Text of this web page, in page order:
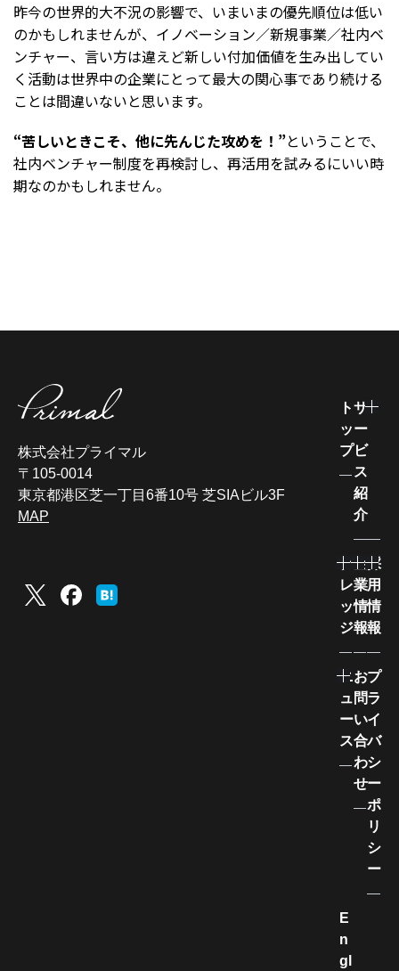
昨今の世界的大不況の影響で、いまいまの優先順位は低い
のかもしれませんが、イノベーション／新規事業／社内ベ
ンチャー、言い方は違えど新しい付加価値を生み出してい
く活動は世界中の企業にとって最大の関心事であり続ける
ことは間違いないと思います。
“苦しいときこそ、他に先んじた攻めを！”ということで、
社内ベンチャー制度を再検討し、再活用を試みるにいい時
期なのかもしれません。
株式会社プライマル
〒105-0014
東京都港区芝一丁目6番10号 芝SIAビル3F
MAP
ト
ッ
プ
サ
ー
ビ
ス
紹
介
ナ
レ
ッ
ジ
企
業
情
報
採
用
情
報
ニ
ュ
ー
ス
お
問
い
合
わ
せ
プ
ラ
イ
バ
シ
ー
ポ
リ
シ
ー
E
n
gl